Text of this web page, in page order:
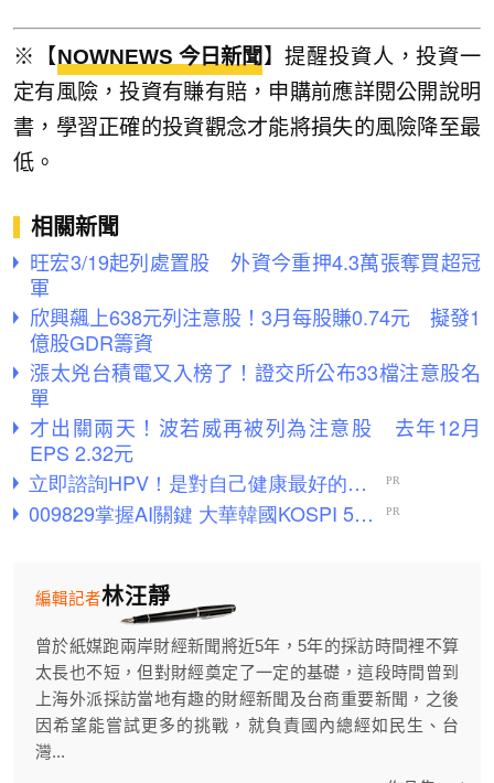
※【NOWNEWS 今日新聞 】提醒投資人，投資一
定有風險，投資有賺有賠，申購前應詳閱公開說明
書，學習正確的投資觀念才能將損失的風險降至最
低。
相關新聞
旺宏3/19起列處置股 外資今重押4.3萬張奪買超冠
軍
欣興飆上638元列注意股！3月每股賺0.74元 擬發1
億股GDR籌資
漲太兇台積電又入榜了！證交所公布33檔注意股名
單
才出關兩天！波若威再被列為注意股 去年12月
EPS 2.32元
林汪靜
編輯記者
曾於紙媒跑兩岸財經新聞將近5年，5年的採訪時間裡不算
太長也不短，但對財經奠定了一定的基礎，這段時間曾到
上海外派採訪當地有趣的財經新聞及台商重要新聞，之後
因希望能嘗試更多的挑戰，就負責國內總經如民生、台
灣...